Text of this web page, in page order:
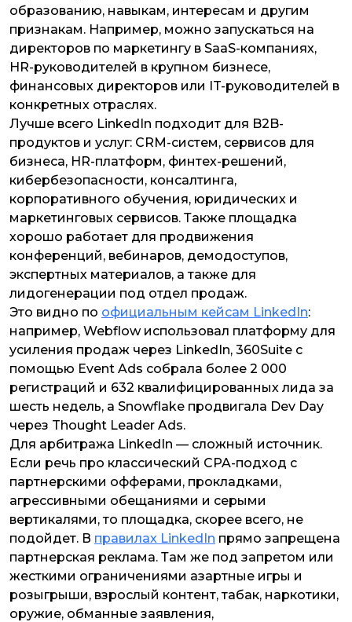
образованию, навыкам, интересам и другим
признакам. Например, можно запускаться на
директоров по маркетингу в SaaS-компаниях,
HR-руководителей в крупном бизнесе,
финансовых директоров или IT-руководителей в
конкретных отраслях.
Лучше всего LinkedIn подходит для B2B-
продуктов и услуг: CRM-систем, сервисов для
бизнеса, HR-платформ, финтех-решений,
кибербезопасности, консалтинга,
корпоративного обучения, юридических и
маркетинговых сервисов. Также площадка
хорошо работает для продвижения
конференций, вебинаров, демодоступов,
экспертных материалов, а также для
лидогенерации под отдел продаж.
Это видно по официальным кейсам LinkedIn:
например, Webflow использовал платформу для
усиления продаж через LinkedIn, 360Suite с
помощью Event Ads собрала более 2 000
регистраций и 632 квалифицированных лида за
шесть недель, а Snowflake продвигала Dev Day
через Thought Leader Ads.
Для арбитража LinkedIn — сложный источник.
Если речь про классический CPA-подход с
партнерскими офферами, прокладками,
агрессивными обещаниями и серыми
вертикалями, то площадка, скорее всего, не
подойдет. В правилах LinkedIn прямо запрещена
партнерская реклама. Там же под запретом или
жесткими ограничениями азартные игры и
розыгрыши, взрослый контент, табак, наркотики,
оружие, обманные заявления,